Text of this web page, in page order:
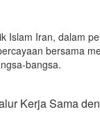
Islam Iran, dalam
bersama
bangsa.
Kerja Sama